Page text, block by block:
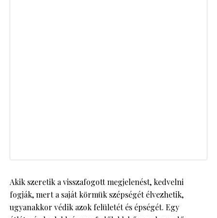
Akik szeretik a visszafogott megjelenést, kedvelni
fogják, mert a saját körmük szépségét élvezhetik,
ugyanakkor védik azok felületét és épségét. Egy